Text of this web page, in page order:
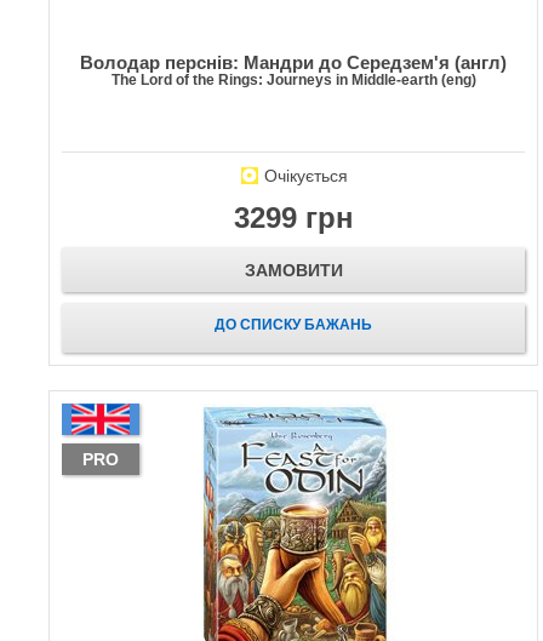
Володар перснів: Мандри до Середзем'я (англ)
The Lord of the Rings: Journeys in Middle-earth (eng)
Очікується
3299 грн
ЗАМОВИТИ
ДО СПИСКУ БАЖАНЬ
PRO